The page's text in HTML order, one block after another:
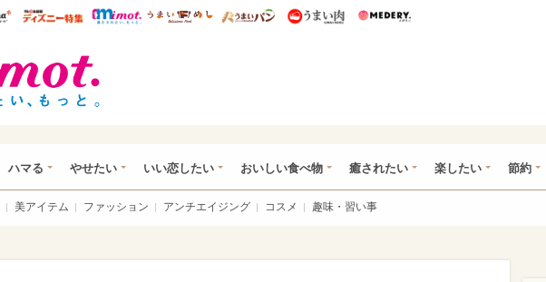
総研
ハピママ* ウレぴあ総研 ディズニー特集
mimot. うまいめし うまいパン うまい肉
ハマる やせたい いい恋したい おいしい食べ物 癒されたい 楽したい 節約
美アイテム ファッション アンチエイジング コスメ 趣味・習い事